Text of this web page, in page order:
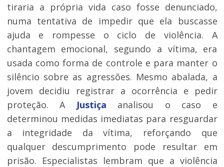
tiraria a própria vida caso fosse denunciado,
numa tentativa de impedir que ela buscasse
ajuda e rompesse o ciclo de violência. A
chantagem emocional, segundo a vítima, era
usada como forma de controle e para manter o
silêncio sobre as agressões. Mesmo abalada, a
jovem decidiu registrar a ocorrência e pedir
proteção. A
Justiça analisou o caso e
determinou medidas imediatas para resguardar
a integridade da vítima, reforçando que
qualquer descumprimento pode resultar em
prisão. Especialistas lembram que a violência